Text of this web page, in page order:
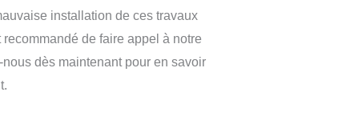
installation de ces travaux
de faire appel à notre
dès maintenant pour en savoir